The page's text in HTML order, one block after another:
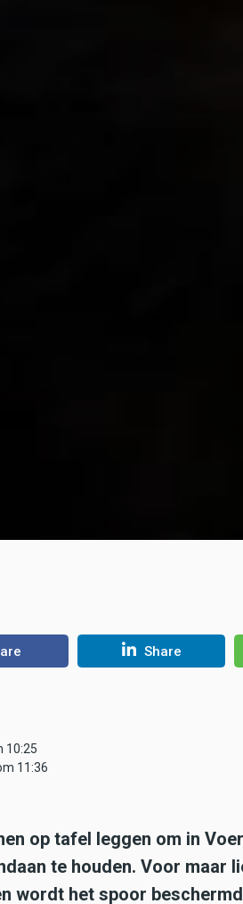
Share
10:25
11:36
op tafel leggen om in
te houden. Voor maar
wordt het spoor